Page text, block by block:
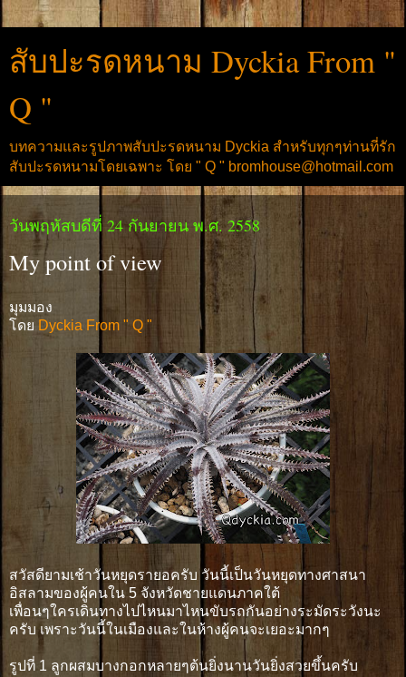
สับปะรดหนาม Dyckia From "
Q "
บทความและรูปภาพสับปะรดหนาม Dyckia สำหรับทุกๆท่านที่รัก
สับปะรดหนามโดยเฉพาะ โดย " Q " bromhouse@hotmail.com
วันพฤหัสบดีที่ 24 กันยายน พ.ศ. 2558
My point of view
มุมมอง
โดย Dyckia From " Q "
สวัสดียามเช้าวันหยุดรายอครับ วันนี้เป็นวันหยุดทางศาสนา
อิสลามของผู้คนใน 5 จังหวัดชายแดนภาคใต้
เพื่อนๆใครเดินทางไปไหนมาไหนขับรถกันอย่างระมัดระวังนะ
ครับ เพราะวันนี้ในเมืองและในห้างผู้คนจะเยอะมากๆ
รูปที่ 1 ลูกผสมบางกอกหลายๆต้นยิ่งนานวันยิ่งสวยขึ้นครับ